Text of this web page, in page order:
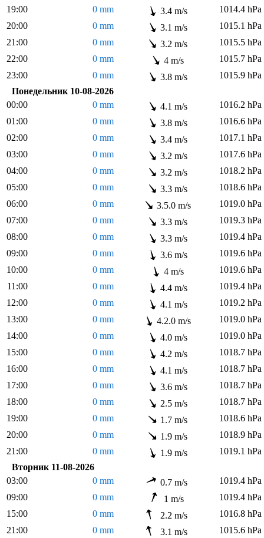
19:00
0 mm 3.4 m/s
1014.4 hPa
20:00
0 mm 3.1 m/s
1015.1 hPa
21:00
0 mm 3.2 m/s
1015.5 hPa
22:00
0 mm 4 m/s
1015.7 hPa
23:00
0 mm 3.8 m/s
1015.9 hPa
Понедельник 10-08-2026
00:00
0 mm 4.1 m/s
1016.2 hPa
01:00
0 mm 3.8 m/s
1016.6 hPa
02:00
0 mm 3.4 m/s
1017.1 hPa
03:00
0 mm 3.2 m/s
1017.6 hPa
04:00
0 mm 3.2 m/s
1018.2 hPa
05:00
0 mm 3.3 m/s
1018.6 hPa
06:00
0 mm 3.5.0 m/s
1019.0 hPa
07:00
0 mm 3.3 m/s
1019.3 hPa
08:00
0 mm 3.3 m/s
1019.4 hPa
09:00
0 mm 3.6 m/s
1019.6 hPa
10:00
0 mm 4 m/s
1019.6 hPa
11:00
0 mm 4.4 m/s
1019.4 hPa
12:00
0 mm 4.1 m/s
1019.2 hPa
13:00
0 mm 4.2.0 m/s
1019.0 hPa
14:00
0 mm 4.0 m/s
1019.0 hPa
15:00
0 mm 4.2 m/s
1018.7 hPa
16:00
0 mm 4.1 m/s
1018.7 hPa
17:00
0 mm 3.6 m/s
1018.7 hPa
18:00
0 mm 2.5 m/s
1018.7 hPa
19:00
0 mm 1.7 m/s
1018.6 hPa
20:00
0 mm 1.9 m/s
1018.9 hPa
21:00
0 mm 1.9 m/s
1019.1 hPa
Вторник 11-08-2026
03:00
0 mm 0.7 m/s
1019.4 hPa
09:00
0 mm 1 m/s
1019.4 hPa
15:00
0 mm 2.2 m/s
1016.8 hPa
21:00
0 mm 3.1 m/s
1015.6 hPa